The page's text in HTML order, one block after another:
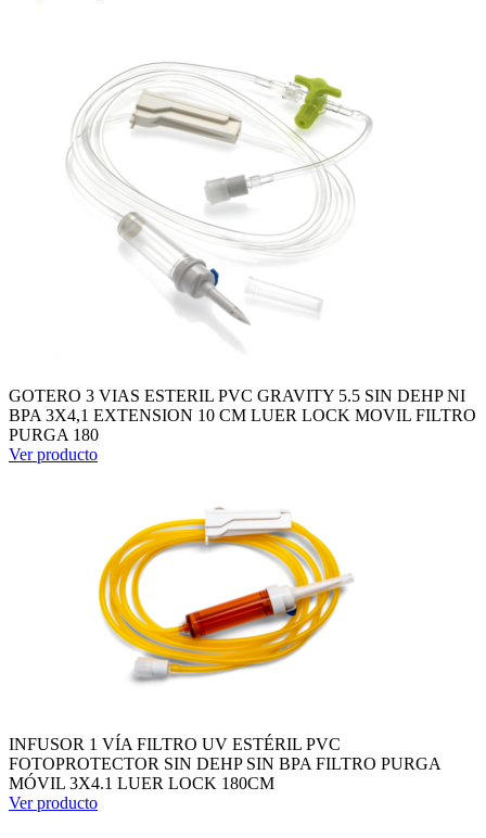
GOTERO 3 VIAS ESTERIL PVC GRAVITY 5.5 SIN DEHP NI
BPA 3X4,1 EXTENSION 10 CM LUER LOCK MOVIL FILTRO
PURGA 180
Ver producto
INFUSOR 1 VÍA FILTRO UV ESTÉRIL PVC
FOTOPROTECTOR SIN DEHP SIN BPA FILTRO PURGA
MÓVIL 3X4.1 LUER LOCK 180CM
Ver producto